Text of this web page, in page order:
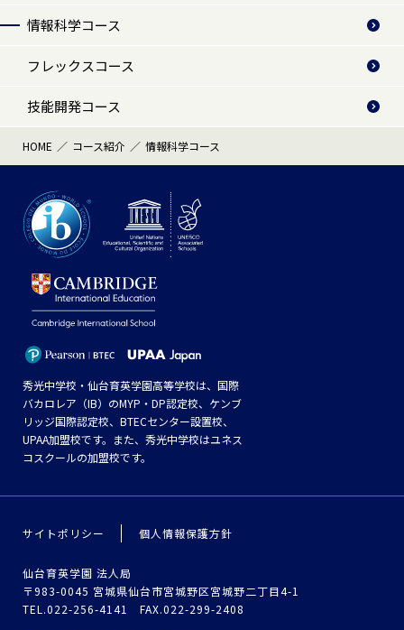
情報科学コース
フレックスコース
技能開発コース
HOME コース紹介 情報科学コース
秀光中学校・仙台育英学園高等学校は、国際
バカロレア（IB）のMYP・DP認定校、ケンブ
リッジ国際認定校、BTECセンター設置校、
UPAA加盟校です。また、秀光中学校はユネス
コスクールの加盟校です。
サイトポリシー 個人情報保護方針
仙台育英学園 法人局
〒983-0045 宮城県仙台市宮城野区宮城野二丁目4-1
TEL.022-256-4141 FAX.022-299-2408